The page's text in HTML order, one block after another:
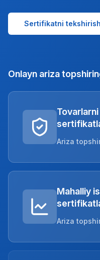
+998 (90) 712-12-36
Sertifikatni tekshirish
Onlayn ariza
Ariza
Mahalliy
Ariza